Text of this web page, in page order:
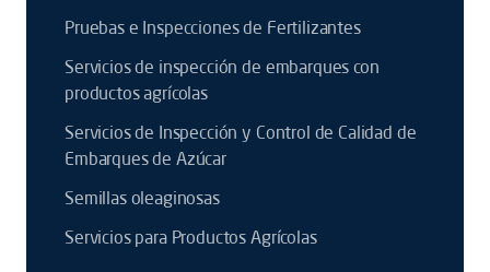
Pruebas e Inspecciones de Fertilizantes
Servicios de inspección de embarques con
productos agrícolas
Servicios de Inspección y Control de Calidad de
Embarques de Azúcar
Semillas oleaginosas
Servicios para Productos Agrícolas